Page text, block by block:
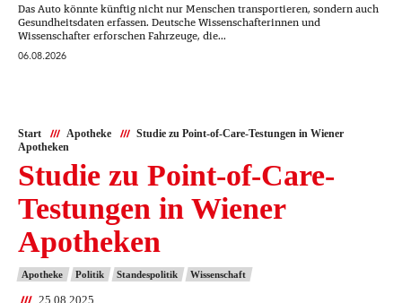
Das Auto könnte künftig nicht nur Menschen transportieren, sondern auch
Gesundheitsdaten erfassen. Deutsche Wissenschafterinnen und
Wissenschafter erforschen Fahrzeuge, die...
06.08.2026